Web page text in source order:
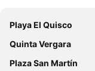
Playa El Quisco
Quinta Vergara
Plaza San Martín